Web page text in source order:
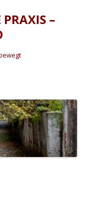
PRAXIS –